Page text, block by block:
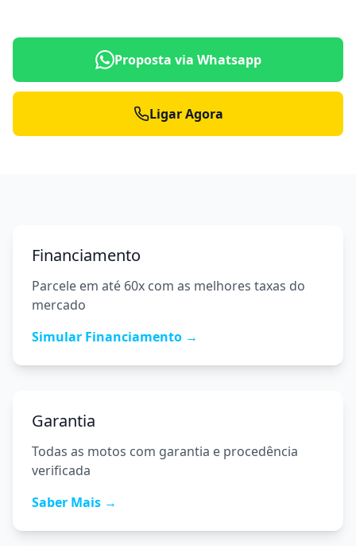
Proposta via Whatsapp
Ligar Agora
Financiamento
Parcele em até 60x com as melhores taxas do
mercado
Simular Financiamento →
Garantia
Todas as motos com garantia e procedência
verificada
Saber Mais →